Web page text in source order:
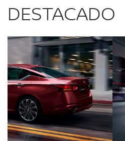
DESTACADO